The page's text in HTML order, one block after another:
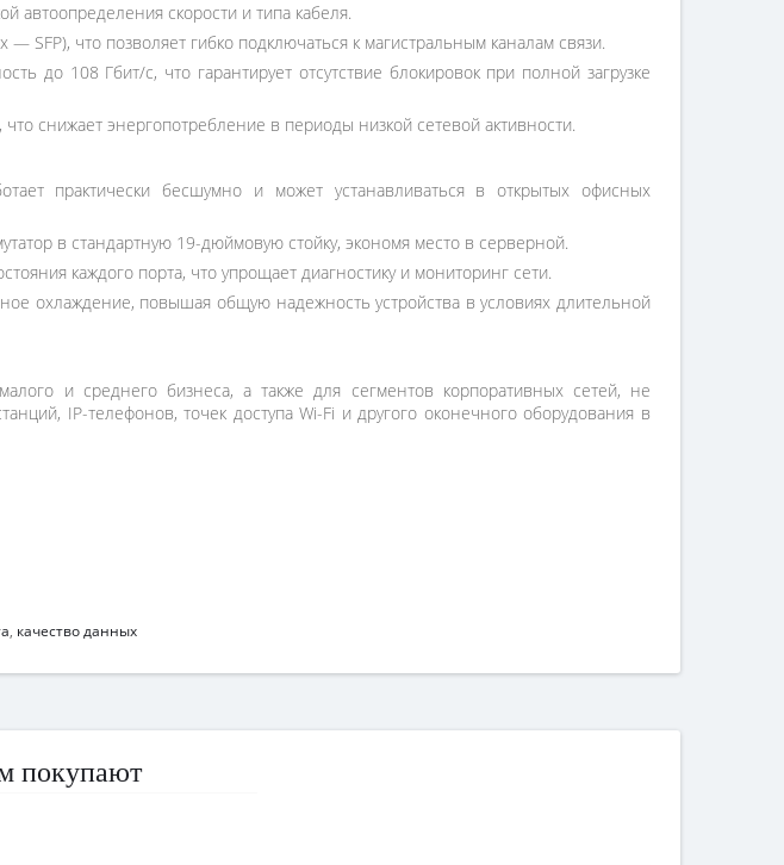
автоопределения скорости и типа кабеля.
SFP), что позволяет гибко подключаться к магистральным каналам связи.
до 108 Гбит/с, что гарантирует отсутствие блокировок при полной загрузке
снижает энергопотребление в периоды низкой сетевой активности.
практически бесшумно и может устанавливаться в открытых офисных
в стандартную 19-дюймовую стойку, экономя место в серверной.
каждого порта, что упрощает диагностику и мониторинг сети.
охлаждение, повышая общую надежность устройства в условиях длительной
и среднего бизнеса, а также для сегментов корпоративных сетей, не
IP-телефонов, точек доступа Wi-Fi и другого оконечного оборудования в
, качество данных
покупают